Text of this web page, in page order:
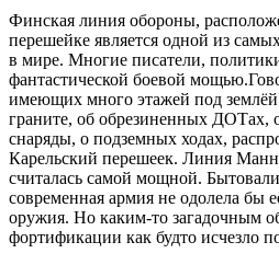
Финская линия обороны,
перешейке является одной из
в мире. Многие писатели,
фантастической боевой
имеющих много этажей под
граните, об обрезиненных ДОТах,
снаряды, о подземных ходах,
Карельский перешеек. Линия
считалась самой мощной.
современная армия не одолела бы
оружия. Но каким-то загадочным
фортификации как будто исчезло